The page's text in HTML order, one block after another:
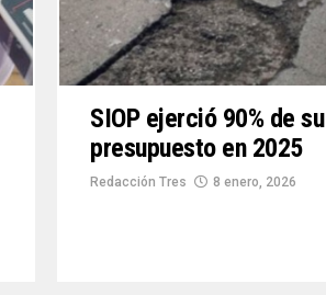
SIOP ejerció 90% de su
presupuesto en 2025
Redacción Tres 8 enero, 2026